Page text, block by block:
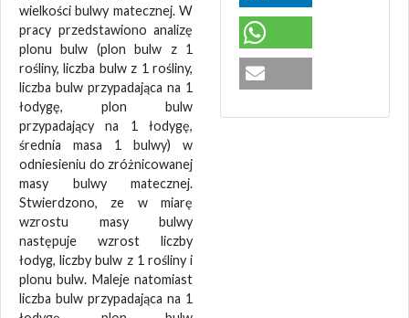
wielkości bulwy matecznej. W
pracy przedstawiono analizę
plonu bulw (plon bulw z 1
rośliny, liczba bulw z 1 rośliny,
liczba bulw przypadająca na 1
łodygę, plon bulw
przypadający na 1 łodygę,
średnia masa 1 bulwy) w
odniesieniu do zróżnicowanej
masy bulwy matecznej.
Stwierdzono, ze w miarę
wzrostu masy bulwy
następuje wzrost liczby
łodyg, liczby bulw z 1 rośliny i
plonu bulw. Maleje natomiast
liczba bulw przypadająca na 1